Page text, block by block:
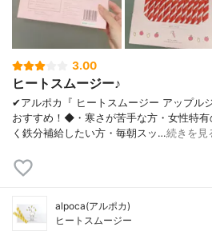
3.00
ヒートスムージー♪
✔︎アルポカ『 ヒートスムージー アップル
おすすめ！◆・寒さが苦手な方・女性特
く鉄分補給したい方・毎朝スッ…続きを見
alpoca(アルポカ)
ヒートスムージー